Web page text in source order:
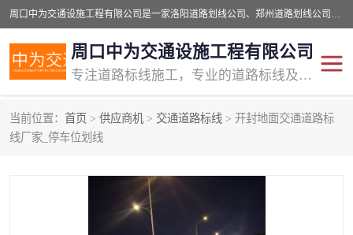
周口中为交通设施工程有限公司是一家洛阳道路划线公司、郑州道路划线公司、平顶山道路车位划线公司、开封车位划线公司、许昌道路车位划线公司、漯河道路车位划线公司，公司始终坚持“诚信、匠心、专注”的宗旨；我们的经营理念是：的服务。
周口中为交通设施工程有限公司
专注道路标线施工，专业的道路标线及交通设施施工服务商!
当前位置： 首页 > 供应商机 > 交通道路标线 > 开封地面交通道路标
线厂家_停车位划线
交通道路标线
道路标线划线 马路标线
道路划线